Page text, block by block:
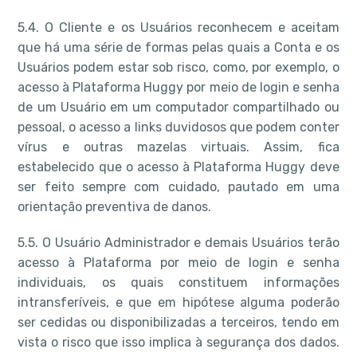
5.4. O Cliente e os Usuários reconhecem e aceitam
que há uma série de formas pelas quais a Conta e os
Usuários podem estar sob risco, como, por exemplo, o
acesso à Plataforma Huggy por meio de login e senha
de um Usuário em um computador compartilhado ou
pessoal, o acesso a links duvidosos que podem conter
vírus e outras mazelas virtuais. Assim, fica
estabelecido que o acesso à Plataforma Huggy deve
ser feito sempre com cuidado, pautado em uma
orientação preventiva de danos.
5.5. O Usuário Administrador e demais Usuários terão
acesso à Plataforma por meio de login e senha
individuais, os quais constituem informações
intransferíveis, e que em hipótese alguma poderão
ser cedidas ou disponibilizadas a terceiros, tendo em
vista o risco que isso implica à segurança dos dados.